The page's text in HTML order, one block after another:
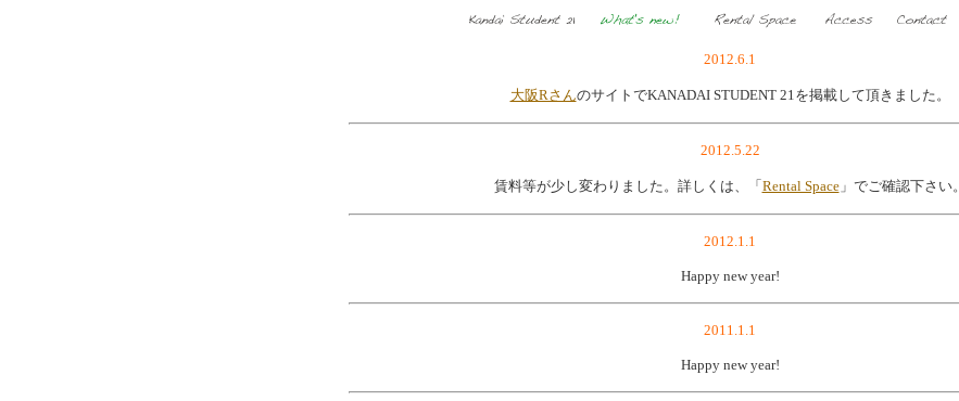
2012.6.1
大阪RさんのサイトでKANADAI STUDENT 21を掲載して頂きました。
2012.5.22
賃料等が少し変わりました。詳しくは、「 Rental Space」でご確認下さい。
2012.1.1
Happy new year!
2011.1.1
Happy new year!